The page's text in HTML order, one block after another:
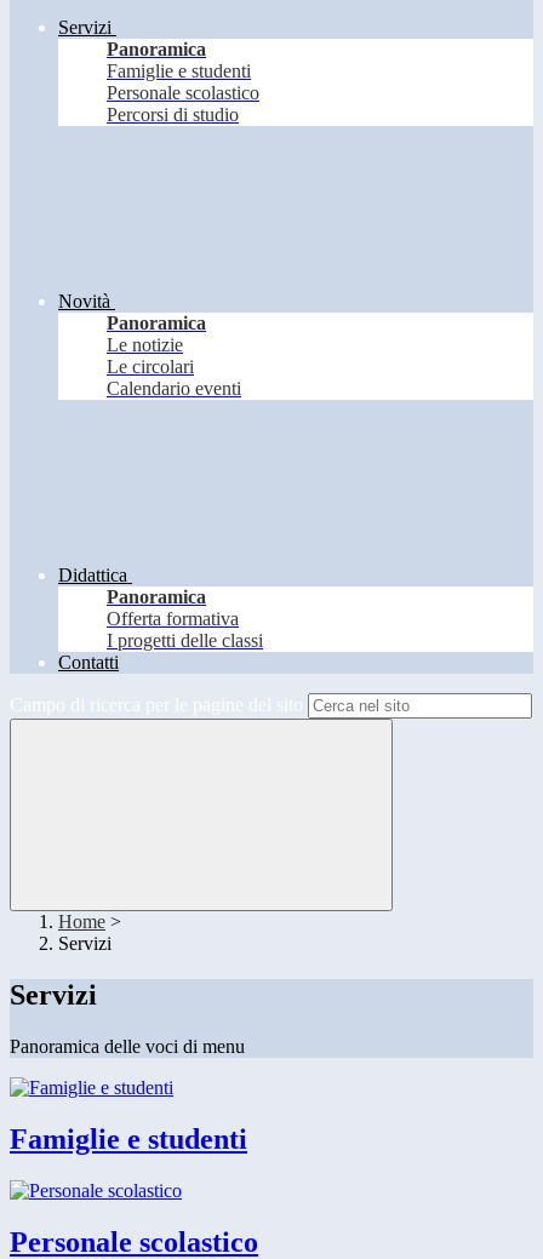
Servizi
Panoramica
Famiglie e studenti
Personale scolastico
Percorsi di studio
Novità
Panoramica
Le notizie
Le circolari
Calendario eventi
Didattica
Panoramica
Offerta formativa
I progetti delle classi
Contatti
Campo di ricerca per le pagine del sito
Home >
Servizi
Servizi
Panoramica delle voci di menu
Famiglie e studenti
Personale scolastico